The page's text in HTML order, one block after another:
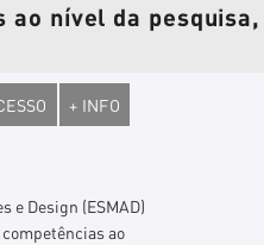
nível da
+ INFO
e Design (ESMAD)
ao